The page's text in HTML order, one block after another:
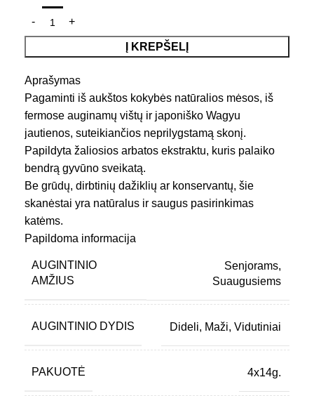
Į KREPŠELĮ
Aprašymas
Pagaminti iš aukštos kokybės natūralios mėsos, iš
fermose auginamų vištų ir japoniško Wagyu
jautienos, suteikiančios neprilygstamą skonį.
Papildyta žaliosios arbatos ekstraktu, kuris palaiko
bendrą gyvūno sveikatą.
Be grūdų, dirbtinių dažiklių ar konservantų, šie
skanėstai yra natūralus ir saugus pasirinkimas
katėms.
Papildoma informacija
AUGINTINIO
AMŽIUS
Senjorams,
Suaugusiems
AUGINTINIO DYDIS Dideli, Maži, Vidutiniai
PAKUOTĖ 4x14g.